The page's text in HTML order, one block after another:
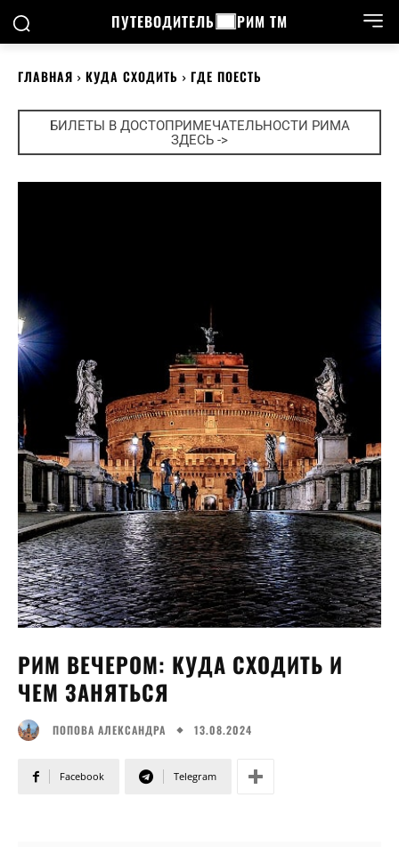
ПУТЕВОДИТЕЛЬ РИМ ТМ
ГЛАВНАЯ КУДА СХОДИТЬ ГДЕ ПОЕСТЬ
БИЛЕТЫ В ДОСТОПРИМЕЧАТЕЛЬНОСТИ РИМА
ЗДЕСЬ ->
РИМ ВЕЧЕРОМ: КУДА СХОДИТЬ И
ЧЕМ ЗАНЯТЬСЯ
ПОПОВА АЛЕКСАНДРА 13.08.2024
Facebook Telegram